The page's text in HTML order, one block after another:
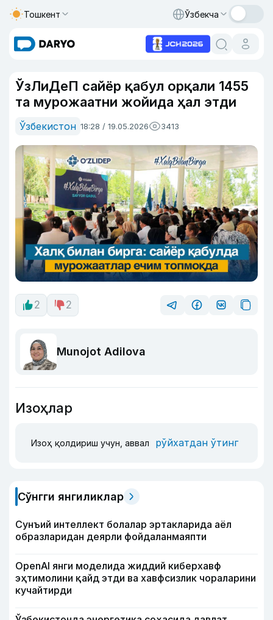
Тошкент Ўзбекча
ЎзЛиДеП сайёр қабул орқали 1455
та мурожаатни жойида ҳал этди
Ўзбекистон 18:28 / 19.05.2026 3413
2 2
Munojot Adilova
Изоҳлар
Изоҳ қолдириш учун, аввал рўйхатдан ўтинг
Сўнгги янгиликлар
Сунъий интеллект болалар эртакларида аёл
образларидан деярли фойдаланмаяпти
OpenAI янги моделида жиддий киберхавф
эҳтимолини қайд этди ва хавфсизлик чораларини
кучайтирди